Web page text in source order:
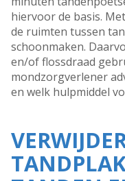
hiervoor de basis.
de ruimten tussen
schoonmaken.
en/of flossdraad
mondzorgverlener
en welk hulpmiddel